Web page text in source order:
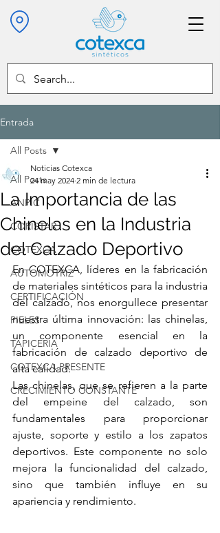
Entrada
All Posts
ANPIC
CORISTAR
COTEXCA
AUTOMOTRIZ
CERTIFICACIÓN
PIELES
TAPICERIA
COTEXCA PRESENTE
CRECIMIENTO CONSTANTE
All Posts
La Importancia de las
Chinelas en la Industria
del Calzado Deportivo
Noticias Cotexca
24 may 2024 2 min de lectura
En COTEXCA, líderes en la fabricación
de materiales sintéticos para la industria
del calzado, nos enorgullece presentar
nuestra última innovación: las chinelas,
un componente esencial en la
fabricación de calzado deportivo de
alta calidad.
Las chinelas, que se refieren a la parte
del empeine del calzado, son
fundamentales para proporcionar
ajuste, soporte y estilo a los zapatos
deportivos. Este componente no solo
mejora la funcionalidad del calzado,
sino que también influye en su
apariencia y rendimiento.